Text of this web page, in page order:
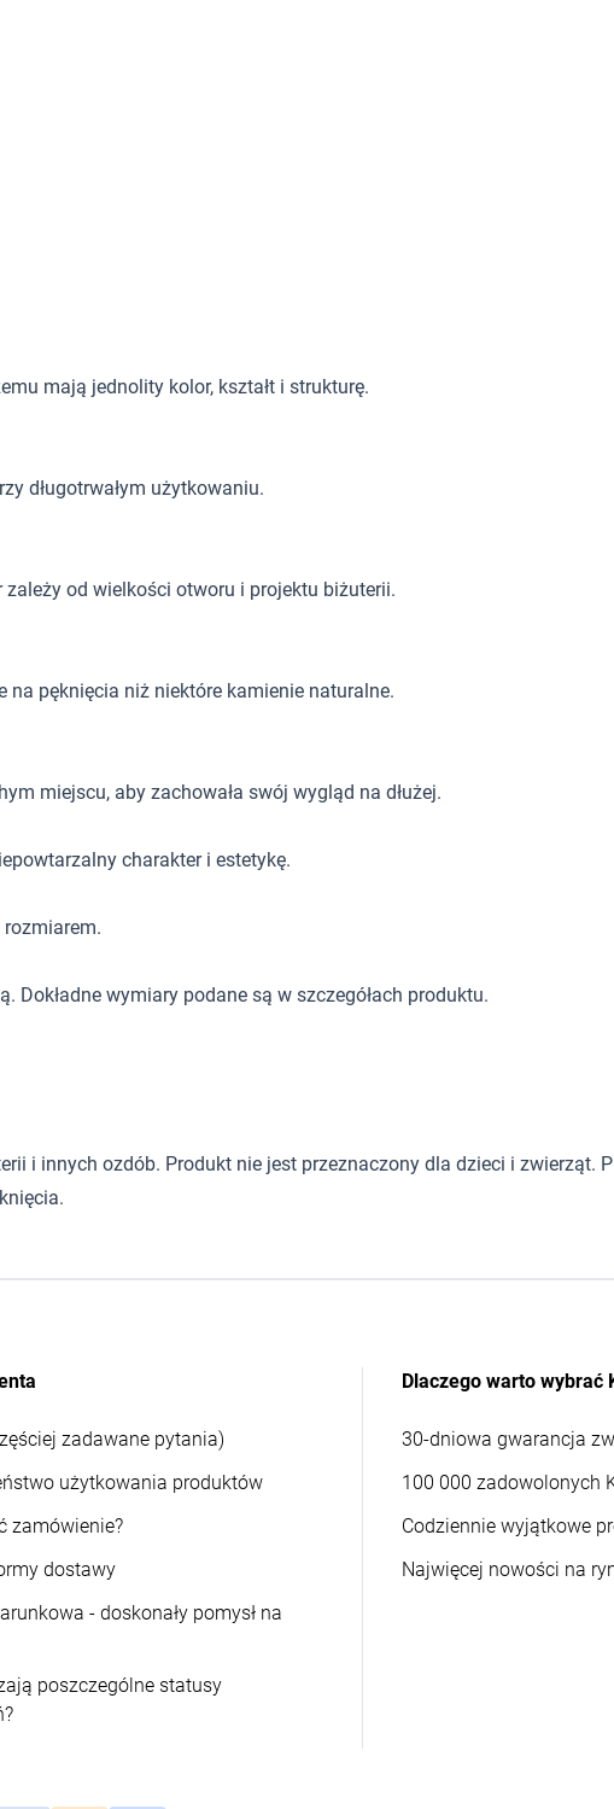
mają jednolity kolor, kształt i strukturę.
długotrwałym użytkowaniu.
od wielkości otworu i projektu biżuterii.
pęknięcia niż niektóre kamienie naturalne.
miejscu, aby zachowała swój wygląd na dłużej.
charakter i estetykę.
wymiary podane są w szczegółach produktu.
i innych ozdób. Produkt nie jest przeznaczony dla dzieci i zwierząt.
zadawane pytania)
użytkowania produktów
zamówienie?
dostawy
- doskonały pomysł na
poszczególne statusy
Dlaczego warto wybrać
30-dniowa gwarancja
100 000 zadowolonych
Codziennie wyjątkowe
Najwięcej nowości na